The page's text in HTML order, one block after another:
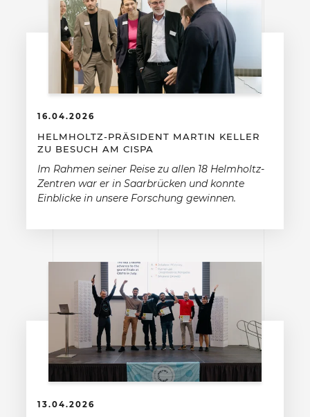
16.04.2026
HELMHOLTZ-PRÄSIDENT MARTIN KELLER
ZU BESUCH AM CISPA
Im Rahmen seiner Reise zu allen 18 Helmholtz-
Zentren war er in Saarbrücken und konnte
Einblicke in unsere Forschung gewinnen.
13.04.2026